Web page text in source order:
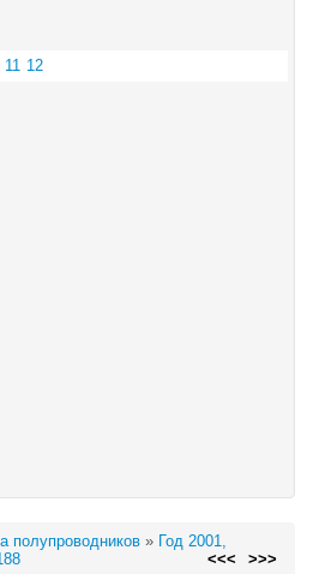
11 12
полупроводников » Год 2001,
<<< >>>